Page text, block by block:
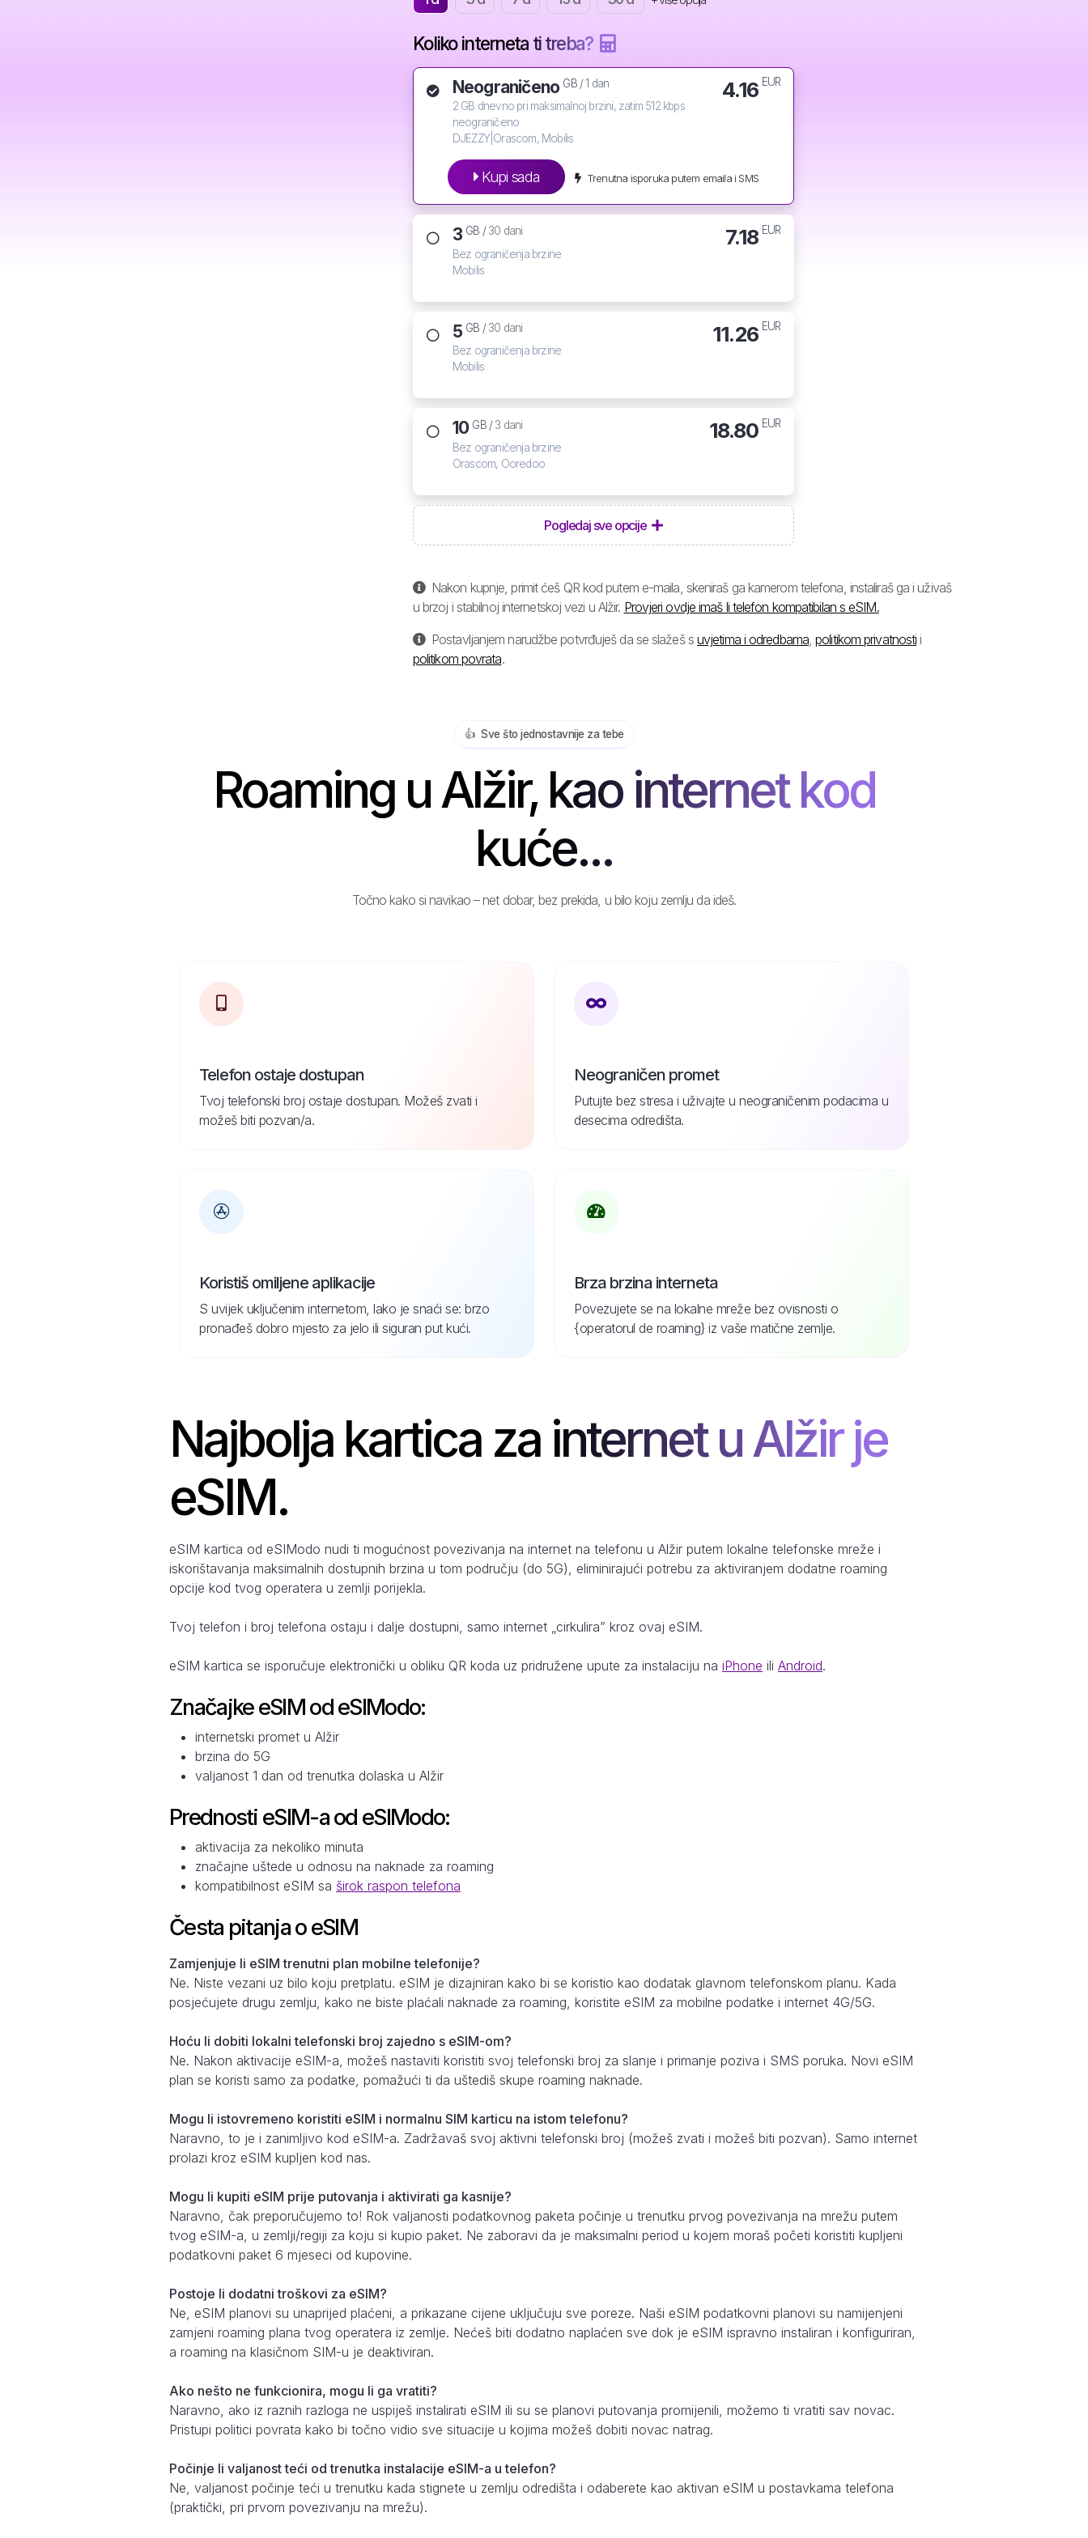
Koliko interneta ti treba?
Neograničeno GB /1 dan
2 GB dnevno pri maksimalnoj brzini, zatim 512 kbps
neograničeno
DJEZZY|Orascom, Mobilis
4.16 EUR
Kupi sada Trenutna isporuka putem emaila i SMS
3 GB /30 dani
Bez ograničenja brzine
Mobilis
7.18 EUR
5 GB /30 dani
Bez ograničenja brzine
Mobilis
11.26 EUR
10 GB /3 dani
Bez ograničenja brzine
Orascom, Ooredoo
18.80 EUR
Pogledaj sve opcije
Nakon kupnje, primit ćeš QR kod putem e-maila, skeniraš ga kamerom telefona, instaliraš ga i uživaš
u brzoj i stabilnoj internetskoj vezi u Alžir. Provjeri ovdje imaš li telefon kompatibilan s eSIM.
Postavljanjem narudžbe potvrđuješ da se slažeš s uvjetima i odredbama,politikom privatnosti i
politikom povrata.
👍️ Sve što jednostavnije za tebe
Roaming u Alžir, kao internet kod
kuće...
Točno kako si navikao – net dobar, bez prekida, u bilo koju zemlju da ideš.
Telefon ostaje dostupan
Tvoj telefonski broj ostaje dostupan. Možeš zvati i
možeš biti pozvan/a.
Neograničen promet
Putujte bez stresa i uživajte u neograničenim podacima u
desecima odredišta.
Koristiš omiljene aplikacije
S uvijek uključenim internetom, lako je snaći se: brzo
pronađeš dobro mjesto za jelo ili siguran put kući.
Brza brzina interneta
Povezujete se na lokalne mreže bez ovisnosti o
{operatorul de roaming} iz vaše matične zemlje.
Najbolja kartica za internet u Alžir je
eSIM.
eSIM kartica od eSIModo nudi ti mogućnost povezivanja na internet na telefonu u Alžir putem lokalne telefonske mreže i
iskorištavanja maksimalnih dostupnih brzina u tom području (do 5G), eliminirajući potrebu za aktiviranjem dodatne roaming
opcije kod tvog operatera u zemlji porijekla.
Tvoj telefon i broj telefona ostaju i dalje dostupni, samo internet „cirkulira” kroz ovaj eSIM.
eSIM kartica se isporučuje elektronički u obliku QR koda uz pridružene upute za instalaciju na iPhone ili Android.
Značajke eSIM od eSIModo:
internetski promet u Alžir
brzina do 5G
valjanost 1 dan od trenutka dolaska u Alžir
Prednosti eSIM-a od eSIModo:
aktivacija za nekoliko minuta
značajne uštede u odnosu na naknade za roaming
kompatibilnost eSIM sa širok raspon telefona
Česta pitanja o eSIM
Zamjenjuje li eSIM trenutni plan mobilne telefonije?
Ne. Niste vezani uz bilo koju pretplatu. eSIM je dizajniran kako bi se koristio kao dodatak glavnom telefonskom planu. Kada
posjećujete drugu zemlju, kako ne biste plaćali naknade za roaming, koristite eSIM za mobilne podatke i internet 4G/5G.
Hoću li dobiti lokalni telefonski broj zajedno s eSIM-om?
Ne. Nakon aktivacije eSIM-a, možeš nastaviti koristiti svoj telefonski broj za slanje i primanje poziva i SMS poruka. Novi eSIM
plan se koristi samo za podatke, pomažući ti da uštediš skupe roaming naknade.
Mogu li istovremeno koristiti eSIM i normalnu SIM karticu na istom telefonu?
Naravno, to je i zanimljivo kod eSIM-a. Zadržavaš svoj aktivni telefonski broj (možeš zvati i možeš biti pozvan). Samo internet
prolazi kroz eSIM kupljen kod nas.
Mogu li kupiti eSIM prije putovanja i aktivirati ga kasnije?
Naravno, čak preporučujemo to! Rok valjanosti podatkovnog paketa počinje u trenutku prvog povezivanja na mrežu putem
tvog eSIM-a, u zemlji/regiji za koju si kupio paket. Ne zaboravi da je maksimalni period u kojem moraš početi koristiti kupljeni
podatkovni paket 6 mjeseci od kupovine.
Postoje li dodatni troškovi za eSIM?
Ne, eSIM planovi su unaprijed plaćeni, a prikazane cijene uključuju sve poreze. Naši eSIM podatkovni planovi su namijenjeni
zamjeni roaming plana tvog operatera iz zemlje. Nećeš biti dodatno naplaćen sve dok je eSIM ispravno instaliran i konfiguriran,
a roaming na klasičnom SIM-u je deaktiviran.
Ako nešto ne funkcionira, mogu li ga vratiti?
Naravno, ako iz raznih razloga ne uspiješ instalirati eSIM ili su se planovi putovanja promijenili, možemo ti vratiti sav novac.
Pristupi politici povrata kako bi točno vidio sve situacije u kojima možeš dobiti novac natrag.
Počinje li valjanost teći od trenutka instalacije eSIM-a u telefon?
Ne, valjanost počinje teći u trenutku kada stignete u zemlju odredišta i odaberete kao aktivan eSIM u postavkama telefona
(praktički, pri prvom povezivanju na mrežu).